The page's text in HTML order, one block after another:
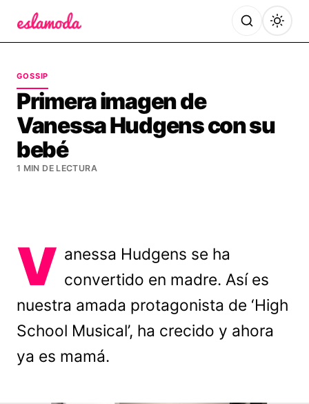
GOSSIP
Primera imagen de
Vanessa Hudgens con su
bebé
1 MIN DE LECTURA
V anessa Hudgens se ha
convertido en madre. Así es
nuestra amada protagonista de ‘High
School Musical’, ha crecido y ahora
ya es mamá.